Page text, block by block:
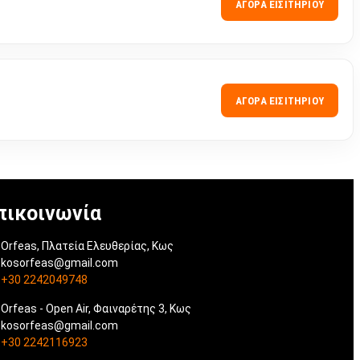
ΑΓΟΡΆ ΕΙΣΙΤΗΡΊΟΥ
ΑΓΟΡΆ ΕΙΣΙΤΗΡΊΟΥ
Orfeas, Πλατεία Ελευθερίας, Κως
kosorfeas@gmail.com
+30 2242049748
Orfeas - Open Air, Φαιναρέτης 3, Κως
kosorfeas@gmail.com
+30 2242116923